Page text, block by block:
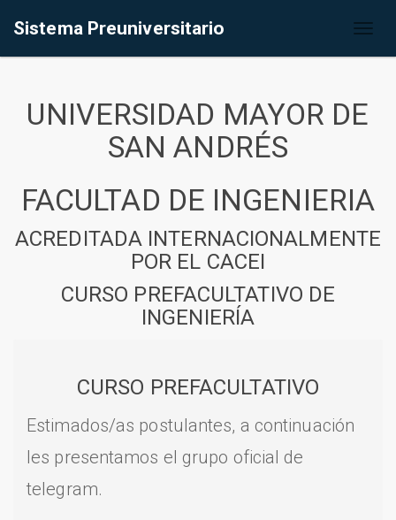
Sistema Preuniversitario
UNIVERSIDAD MAYOR DE
SAN ANDRÉS
FACULTAD DE INGENIERIA
ACREDITADA INTERNACIONALMENTE
POR EL CACEI
CURSO PREFACULTATIVO DE
INGENIERÍA
CURSO PREFACULTATIVO
Estimados/as postulantes, a continuación
les presentamos el grupo oficial de
telegram.